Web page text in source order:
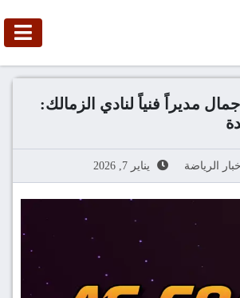
مديراً فنياً لنادي الزمالك:
اخبار الرياضة يناير 7, 2026